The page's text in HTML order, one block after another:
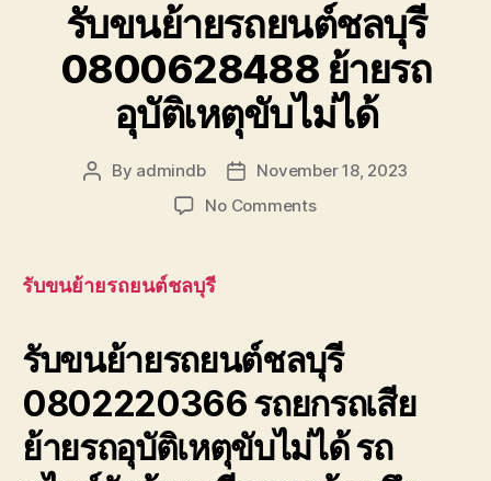
รับขนย้ายรถยนต์ชลบุรี
0800628488 ย้ายรถ
อุบัติเหตุขับไม่ได้
Post
By admindb
Post
date
November 18, 2023
No Commentson
0800628488
ย้าย
รถ
อุบัติเหตุ
ขับ
ไม่
รับขนย้ายรถยนต์ชลบุรี
รับขนย้ายรถยนต์ชลบุรี
0802220366 รถยกรถเสีย
ย้ายรถอุบัติเหตุขับไม่ได้ รถ